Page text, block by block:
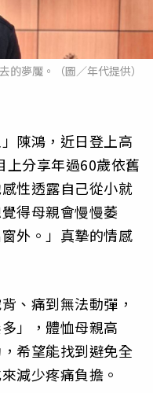
的夢魘。（圖／年代提供）
陳鴻，近日登上高
上分享年過60歲依舊
性透露自己從小就
得母親會慢慢萎
外。」真摯的情感
、痛到無法動彈，
」，體恤母親高
希望能找到避免全
減少疼痛負擔。